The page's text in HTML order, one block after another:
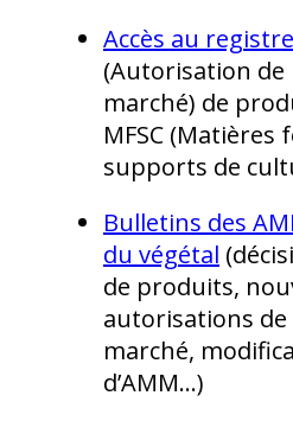
Accès au
(Autorisation de
marché) de
MFSC
supports de
Bulletins des
du végétal
de produits,
autorisations de
marché,
d’AMM…)